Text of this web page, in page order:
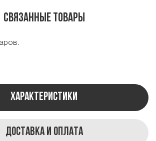
Связанные товары
Характеристики
Доставка и оплата